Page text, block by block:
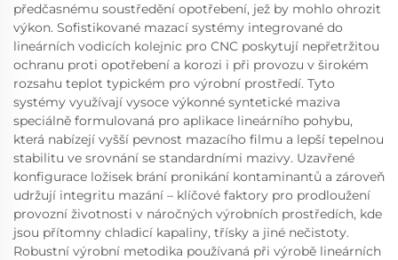
předčasnému soustředění opotřebení, jež by mohlo ohrozit
výkon. Sofistikované mazací systémy integrované do
lineárních vodicích kolejnic pro CNC poskytují nepřetržitou
ochranu proti opotřebení a korozi i při provozu v širokém
rozsahu teplot typickém pro výrobní prostředí. Tyto
systémy využívají vysoce výkonné syntetické maziva
speciálně formulovaná pro aplikace lineárního pohybu,
která nabízejí vyšší pevnost mazacího filmu a lepší tepelnou
stabilitu ve srovnání se standardními mazivy. Uzavřené
konfigurace ložisek brání pronikání kontaminantů a zároveň
udržují integritu mazání – klíčové faktory pro prodloužení
provozní životnosti v náročných výrobních prostředích, kde
jsou přítomny chladicí kapaliny, třísky a jiné nečistoty.
Robustní výrobní metodika používaná při výrobě lineárních